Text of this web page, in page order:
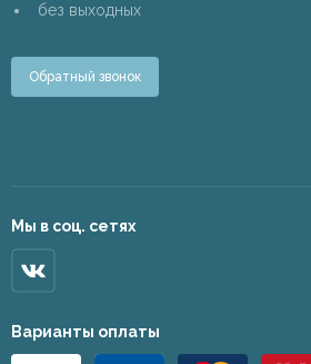
без выходных
Обратный звонок
Мы в соц. сетях
Варианты оплаты